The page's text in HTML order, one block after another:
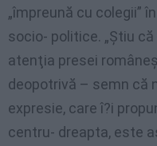
„împreună cu colegii”
socio- politice. „Ştiu
atenţia presei
deopotrivă – semn că
expresie, care î?i
centru- dreapta, este